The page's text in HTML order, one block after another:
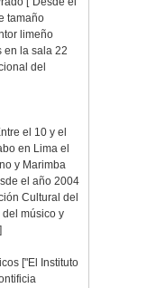
tamaño
limeño
en la sala 22
del
el 10 y el
en Lima el
y Marimba
el año 2004
Cultural del
músico y
["El Instituto